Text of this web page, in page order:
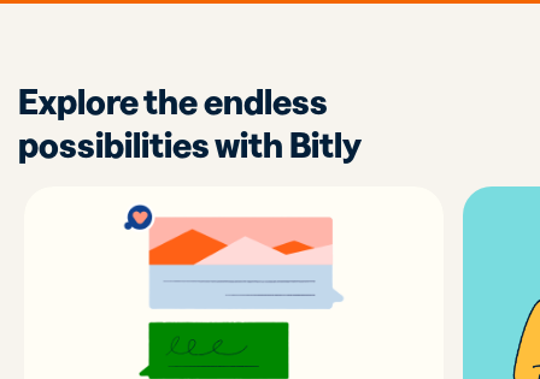
Explore the endless
possibilities with Bitly